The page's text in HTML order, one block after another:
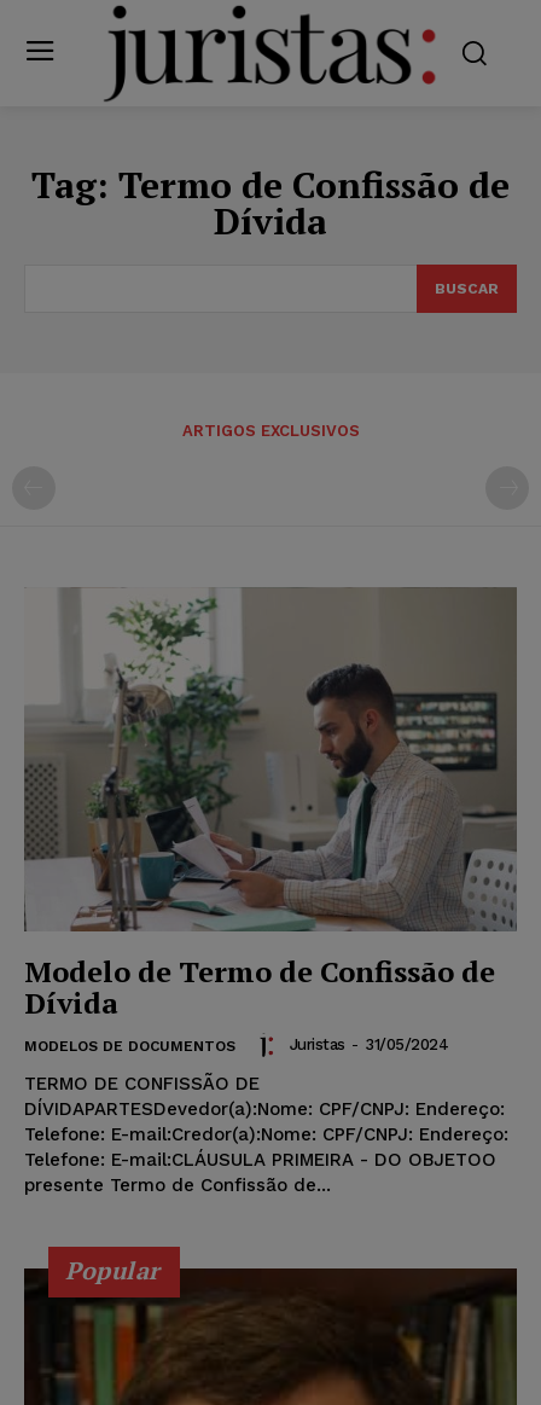
Tag: Termo de Confissão de
Dívida
BUSCAR
ARTIGOS EXCLUSIVOS
Modelo de Termo de Confissão de
Dívida
MODELOS DE DOCUMENTOS Juristas - 31/05/2024
TERMO DE CONFISSÃO DE
DÍVIDAPARTESDevedor(a):Nome: CPF/CNPJ: Endereço:
Telefone: E-mail:Credor(a):Nome: CPF/CNPJ: Endereço:
Telefone: E-mail:CLÁUSULA PRIMEIRA - DO OBJETOO
presente Termo de Confissão de...
Popular